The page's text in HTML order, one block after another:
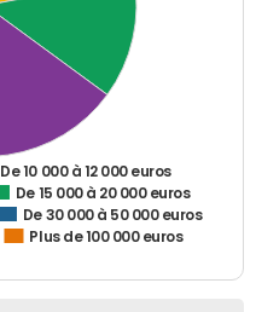
De 10 000 à 12 000 euros
De 15 000 à 20 000 euros
De 30 000 à 50 000 euros
Plus de 100 000 euros